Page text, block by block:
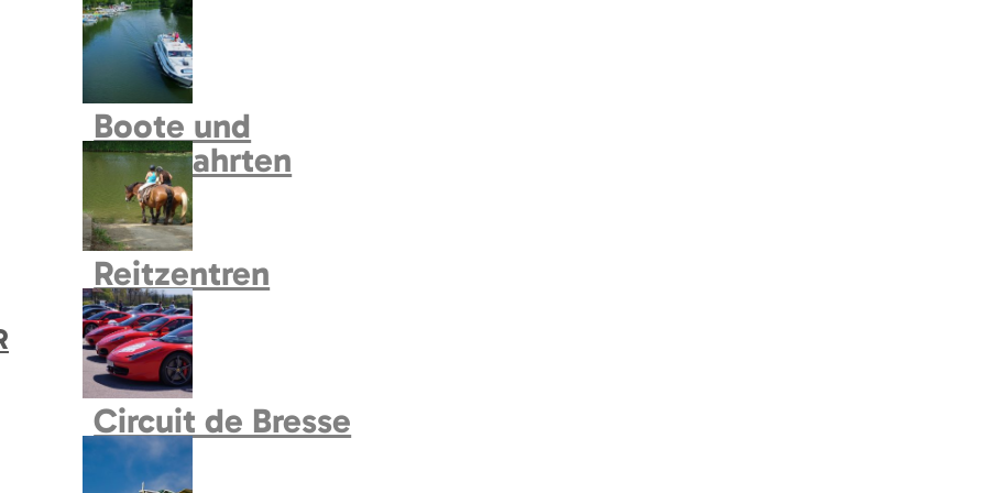
Centre EDEN
Andere Museen und
Ausstellungsorte
Parks und Garten
Märkte
Naturcampingflächen
Sammelunterkunft
Boote und
Kreuzfahrten
Reitzentren
Circuit de Bresse